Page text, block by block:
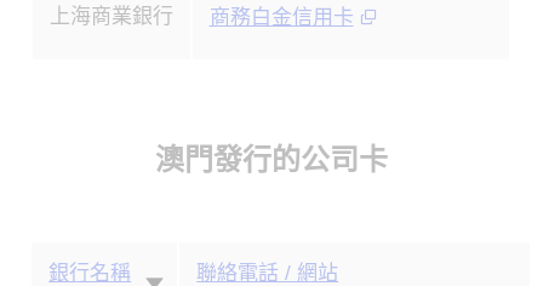
上海商業銀行 商務白金信用卡
澳門發行的公司卡
銀行名稱 聯絡電話 / 網站